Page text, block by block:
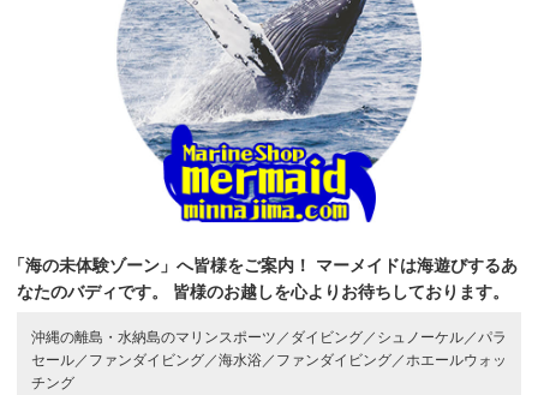
「海の未体験ゾーン」へ皆様をご案内！
マーメイドは海遊びするあ
なたのバディです。
皆様のお越しを心よりお待ちしております。
沖縄の離島・水納島のマリンスポーツ／ ダイビング／ シュノーケル／パラ
セール／ ファンダイビング／海水浴／ ファンダイビング／ホエールウォッ
チング